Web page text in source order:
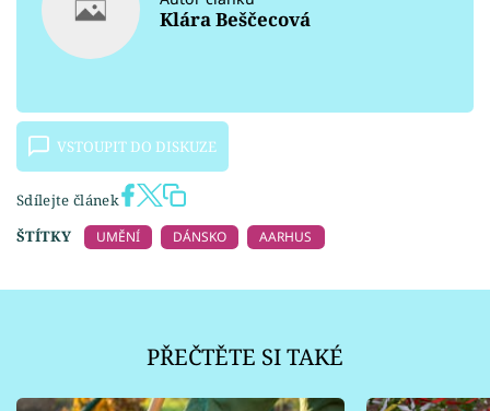
Klára Beščecová
VSTOUPIT DO DISKUZE
Sdílejte článek
ŠTÍTKY
UMĚNÍ DÁNSKO AARHUS
PŘEČTĚTE SI TAKÉ